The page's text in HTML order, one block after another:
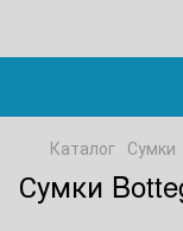
Каталог Сумки
Сумки